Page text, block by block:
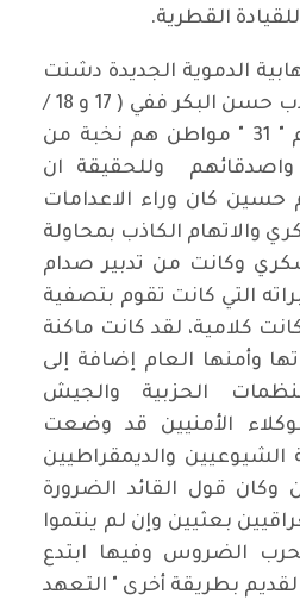
القطرية.
الدموية الجديدة دشنت
في أواخر زمن القائد الأب حسن البكر ففي ( 17 و 18 /
5 / 1978 ) جرى إعدام " 31 " مواطن هم نخبة من
واصدقائهم وللحقيقة ان
حسين كان وراء الاعدامات
والاتهام الكاذب بمحاولة
وكانت من تدبير صدام
التي كانت تقوم بتصفية
كلامية، لقد كانت ماكنة
وأمنها العام إضافة إلى
الحزبية والجيش
الأمنيين قد وضعت
والديمقراطيين
وكان قول القائد الضرورة
بعثيين وإن لم ينتموا
الضروس وفيها ابتدع
بطريقة أخرى " التعهد